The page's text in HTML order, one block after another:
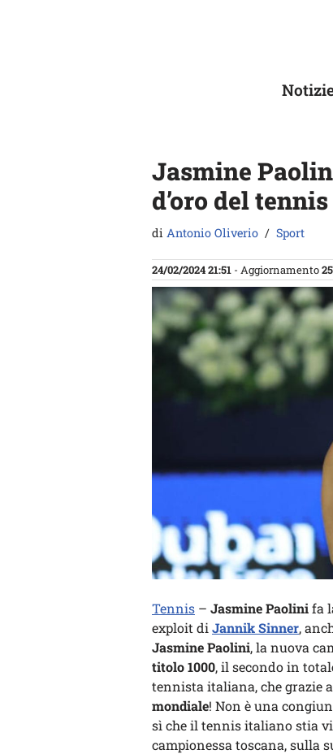
Jasmine
d’oro del
di Antonio Oliverio Sport
24/02/2024 21:51 - Aggiornamento
Tennis – Jasmine Paolinifa
exploit di Jannik Sinner,
Jasmine Paolini, la nuova
titolo 1000, il secondo in
tennista italiana, che grazie
mondiale! Non è una
sì che il tennis italiano stia
campionessa toscana, sulla